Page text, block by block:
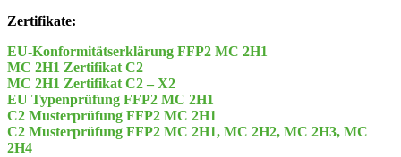
Zertifikate:
EU-Konformitätserklärung FFP2 MC 2H1
MC 2H1 Zertifikat C2
MC 2H1 Zertifikat C2 – X2
EU Typenprüfung FFP2 MC 2H1
C2 Musterprüfung FFP2 MC 2H1
C2 Musterprüfung FFP2 MC 2H1, MC 2H2, MC 2H3, MC
2H4